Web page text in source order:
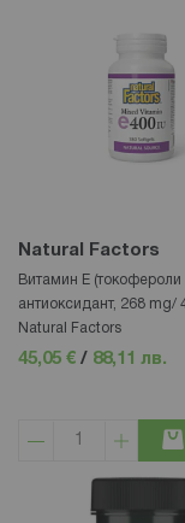
Natural Factors
Витамин Е (токофероли
антиоксидант, 268 mg/
Natural Factors
45,05 € / 88,11 лв.